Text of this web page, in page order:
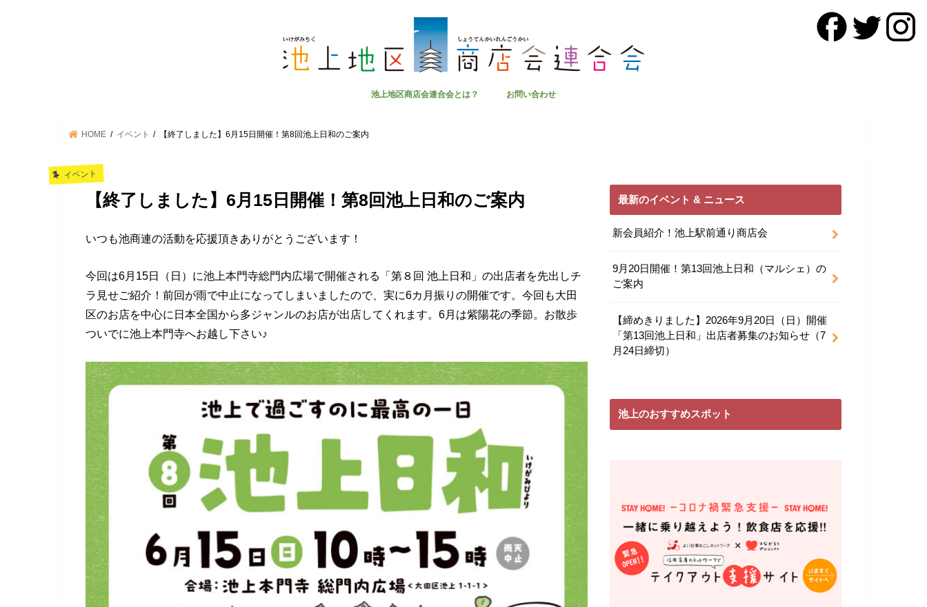
池上地区商店会連合会とは？ お問い合わせ
HOME イベント 【終了しました】6月15日開催！第8回池上日和のご案内
イベント
【終了しました】6月15日開催！第8回池上日和のご案内
いつも池商連の活動を応援頂きありがとうございます！
今回は6月15日（日）に池上本門寺総門内広場で開催される「第８回 池上日和」の出店者を先出しチ
ラ見せご紹介！前回が雨で中止になってしまいましたので、実に6カ月振りの開催です。今回も大田
区のお店を中心に日本全国から多ジャンルのお店が出店してくれます。6月は紫陽花の季節。お散歩
ついでに池上本門寺へお越し下さい♪
最新のイベント & ニュース
新会員紹介！池上駅前通り商店会
9月20日開催！第13回池上日和（マルシェ）の
ご案内
【締めきりました】2026年9月20日（日）開催
「第13回池上日和」出店者募集のお知らせ（7
月24日締切）
池上のおすすめスポット